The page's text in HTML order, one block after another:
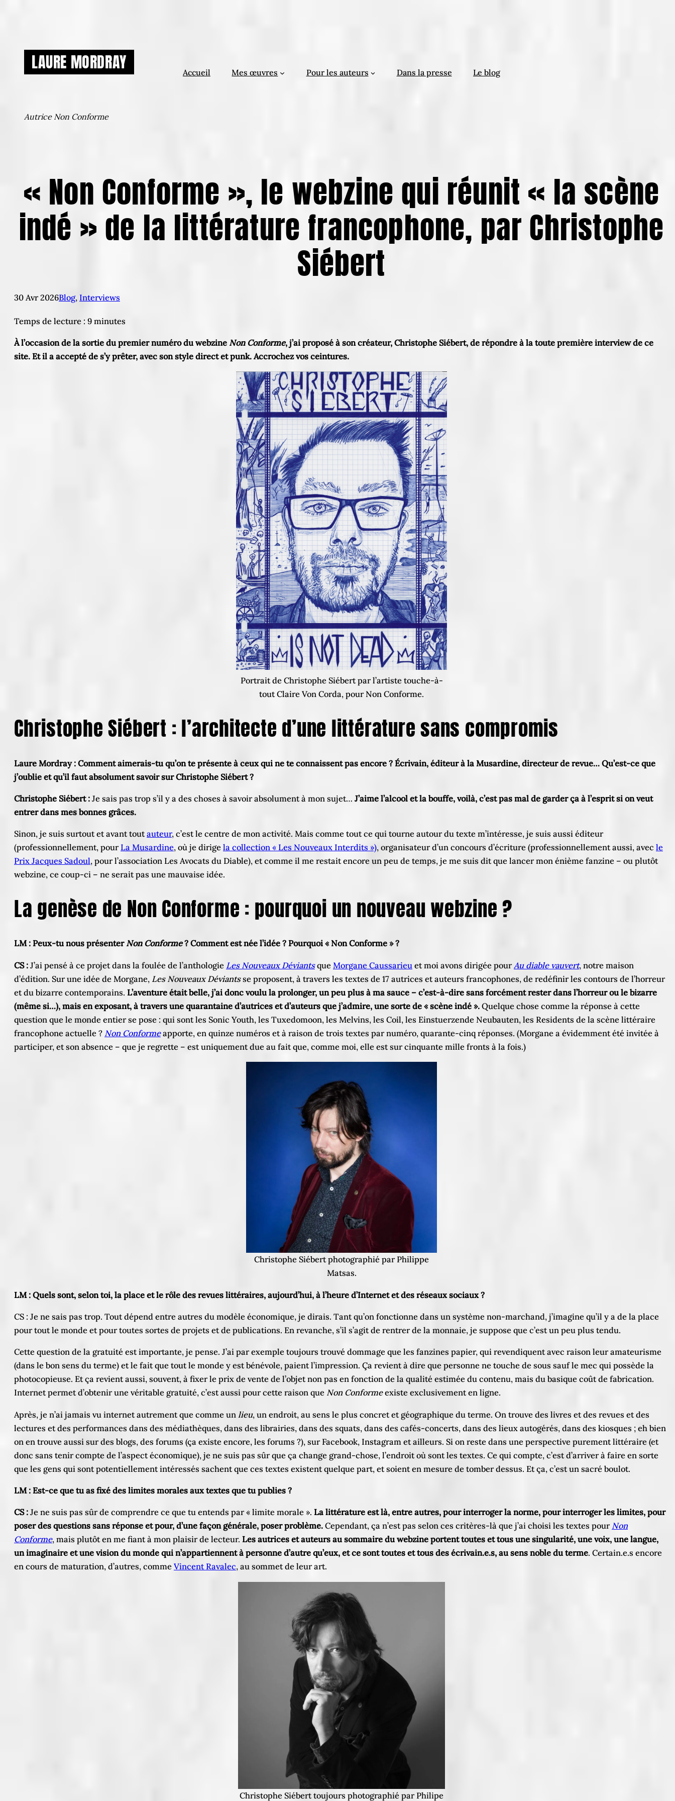
LAURE MORDRAY
Autrice Non Conforme
Accueil Mes œuvres Pour les auteurs Dans la presse Le blog
« Non Conforme », le webzine qui réunit « la scène
indé » de la littérature francophone, par Christophe
Siébert
30 Avr 2026Blog, Interviews
Temps de lecture : 9 minutes
À l’occasion de la sortie du premier numéro du webzine Non Conforme, j’ai proposé à son créateur, Christophe Siébert, de répondre à la toute première interview de ce
site. Et il a accepté de s’y prêter, avec son style direct et punk. Accrochez vos ceintures.
Portrait de Christophe Siébert par l’artiste touche-à-
tout Claire Von Corda, pour Non Conforme.
Christophe Siébert : l’architecte d’une littérature sans compromis
Laure Mordray : Comment aimerais-tu qu’on te présente à ceux qui ne te connaissent pas encore ? Écrivain, éditeur à la Musardine, directeur de revue… Qu’est-ce que
j’oublie et qu’il faut absolument savoir sur Christophe Siébert ?
Christophe Siébert : Je sais pas trop s’il y a des choses à savoir absolument à mon sujet… J’aime l’alcool et la bouffe, voilà, c’est pas mal de garder ça à l’esprit si on veut
entrer dans mes bonnes grâces.
Sinon, je suis surtout et avant toutauteur, c’est le centre de mon activité. Mais comme tout ce qui tourne autour du texte m’intéresse, je suis aussi éditeur
(professionnellement, pour La Musardine, où je dirige la collection « Les Nouveaux Interdits »), organisateur d’un concours d’écriture (professionnellement aussi, avec le
Prix Jacques Sadoul, pour l’association Les Avocats du Diable), et comme il me restait encore un peu de temps, je me suis dit que lancer mon énième fanzine – ou plutôt
webzine, ce coup-ci – ne serait pas une mauvaise idée.
La genèse de Non Conforme : pourquoi un nouveau webzine ?
LM : Peux-tu nous présenter Non Conforme? Comment est née l’idée ? Pourquoi « Non Conforme » ?
CS : J’ai pensé à ce projet dans la foulée de l’anthologie Les Nouveaux Déviants que Morgane Caussarieu et moi avons dirigée pour Au diable vauvert, notre maison
d’édition. Sur une idée de Morgane, Les Nouveaux Déviantsse proposent, à travers les textes de 17 autrices et auteurs francophones, de redéfinir les contours de l’horreur
et du bizarre contemporains. L’aventure était belle, j’ai donc voulu la prolonger, un peu plus à ma sauce – c’est-à-dire sans forcément rester dans l’horreur ou le bizarre
(même si…), mais en exposant, à travers une quarantaine d’autrices et d’auteurs que j’admire, une sorte de « scène indé ». Quelque chose comme la réponse à cette
question que le monde entier se pose : qui sont les Sonic Youth, les Tuxedomoon, les Melvins, les Coil, les Einstuerzende Neubauten, les Residents de la scène littéraire
francophone actuelle ? Non Conformeapporte, en quinze numéros et à raison de trois textes par numéro, quarante-cinq réponses. (Morgane a évidemment été invitée à
participer, et son absence – que je regrette – est uniquement due au fait que, comme moi, elle est sur cinquante mille fronts à la fois.)
Christophe Siébert photographié par Philippe
Matsas.
LM : Quels sont, selon toi, la place et le rôle des revues littéraires, aujourd’hui, à l’heure d’Internet et des réseaux sociaux ?
CS : Je ne sais pas trop. Tout dépend entre autres du modèle économique, je dirais. Tant qu’on fonctionne dans un système non-marchand, j’imagine qu’il y a de la place
pour tout le monde et pour toutes sortes de projets et de publications. En revanche, s’il s’agit de rentrer de la monnaie, je suppose que c’est un peu plus tendu.
Cette question de la gratuité est importante, je pense. J’ai par exemple toujours trouvé dommage que les fanzines papier, qui revendiquent avec raison leur amateurisme
(dans le bon sens du terme) et le fait que tout le monde y est bénévole, paient l’impression. Ça revient à dire que personne ne touche de sous sauf le mec qui possède la
photocopieuse. Et ça revient aussi, souvent, à fixer le prix de vente de l’objet non pas en fonction de la qualité estimée du contenu, mais du basique coût de fabrication.
Internet permet d’obtenir une véritable gratuité, c’est aussi pour cette raison que Non Conformeexiste exclusivement en ligne.
Après, je n’ai jamais vu internet autrement que comme un lieu, un endroit, au sens le plus concret et géographique du terme. On trouve des livres et des revues et des
lectures et des performances dans des médiathèques, dans des librairies, dans des squats, dans des cafés-concerts, dans des lieux autogérés, dans des kiosques ; eh bien
on en trouve aussi sur des blogs, des forums (ça existe encore, les forums ?), sur Facebook, Instagram et ailleurs. Si on reste dans une perspective purement littéraire (et
donc sans tenir compte de l’aspect économique), je ne suis pas sûr que ça change grand-chose, l’endroit où sont les textes. Ce qui compte, c’est d’arriver à faire en sorte
que les gens qui sont potentiellement intéressés sachent que ces textes existent quelque part, et soient en mesure de tomber dessus. Et ça, c’est un sacré boulot.
LM : Est-ce que tu as fixé des limites morales aux textes que tu publies ?
CS : Je ne suis pas sûr de comprendre ce que tu entends par « limite morale ». La littérature est là, entre autres, pour interroger la norme, pour interroger les limites, pour
poser des questions sans réponse et pour, d’une façon générale, poser problème. Cependant, ça n’est pas selon ces critères-là que j’ai choisi les textes pour Non
Conforme, mais plutôt en me fiant à mon plaisir de lecteur. Les autrices et auteurs au sommaire du webzine portent toutes et tous une singularité, une voix, une langue,
un imaginaire et une vision du monde qui n’appartiennent à personne d’autre qu’eux, et ce sont toutes et tous des écrivain.e.s, au sens noble du terme. Certain.e.s encore
en cours de maturation, d’autres, comme Vincent Ravalec, au sommet de leur art.
Christophe Siébert toujours photographié par Philipe